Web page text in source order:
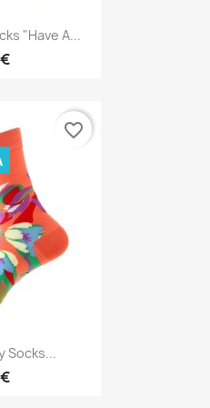
"Have A...
Socks...
favorite_border